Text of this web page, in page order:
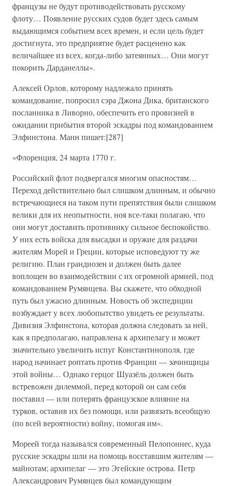
французы не будут противодействовать русскому
флоту… Появление русских судов будет здесь самым
выдающимся событием всех времен, и если цель будет
достигнута, это предприятие будет расценено как
величайшее из всех, когда-либо затеянных… Они могут
покорить Дарданеллы».
Алексей Орлов, которому надлежало принять
командование, попросил сэра Джона Дика, британского
посланника в Ливорно, обеспечить его провизией в
ожидании прибытия второй эскадры под командованием
Элфинстона. Манн пишет:[287]
«Флоренция, 24 марта 1770 г.
Российский флот подвергался многим опасностям…
Переход действительно был слишком длинным, и обычно
встречающиеся на таком пути препятствия были слишком
велики для их неопытности, ноя все-таки полагаю, что
они могут доставить противнику сильное беспокойство.
У них есть войска для высадки и оружие для раздачи
жителям Морей и Греции, которые исповедуют ту же
религию. План грандиозен и должен быть далее
воплощен во взаимодействии с их огромной армией, под
командованием Румянцева. Вы скажете, что обходной
путь был ужасно длинным. Новость об экспедиции
возбуждает у всех любопытство увидеть ее результаты.
Дивизия Элфинстона, которая должна следовать за ней,
как я предполагаю, направлена к архипелагу и может
значительно увеличить испуг Константинополя, где
народ начинает роптать против Франции — зачинщицы
этой войны… Однако герцог Шуазёль должен быть
встревожен дилеммой, перед которой он сам себя
поставил — или потерять французское влияние на
турков, оставив их без помощи, или развязать всеобщую
(по всей вероятности) войну, помогая им».
Мореей тогда назывался современный Пелопоннес, куда
русские эскадры шли на помощь восставшим жителям —
майнотам; архипелаг — это Эгейские острова. Петр
Александрович Румянцев был командующим